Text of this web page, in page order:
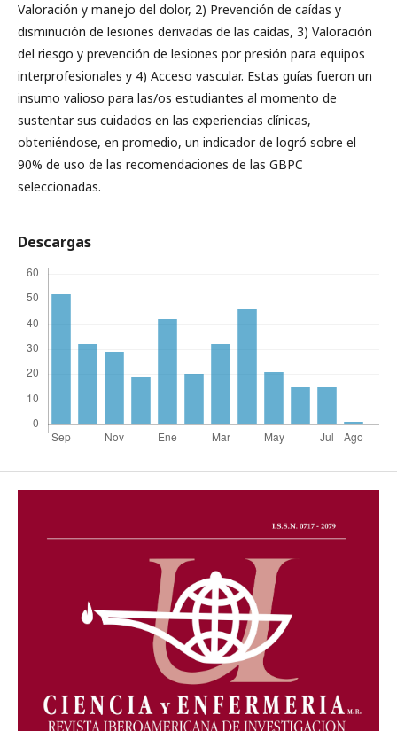
Valoración y manejo del dolor, 2) Prevención de caídas y
disminución de lesiones derivadas de las caídas, 3) Valoración
del riesgo y prevención de lesiones por presión para equipos
interprofesionales y 4) Acceso vascular. Estas guías fueron un
insumo valioso para las/os estudiantes al momento de
sustentar sus cuidados en las experiencias clínicas,
obteniéndose, en promedio, un indicador de logró sobre el
90% de uso de las recomendaciones de las GBPC
seleccionadas.
Descargas